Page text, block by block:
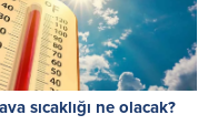
sıcaklığı ne olacak?